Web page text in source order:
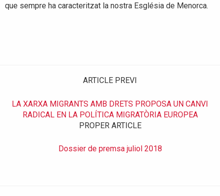
que sempre ha caracteritzat la nostra Església de Menorca.
ARTICLE PREVI
LA XARXA MIGRANTS AMB DRETS PROPOSA UN CANVI
RADICAL EN LA POLÍTICA MIGRATÒRIA EUROPEA
PROPER ARTICLE
Dossier de premsa juliol 2018